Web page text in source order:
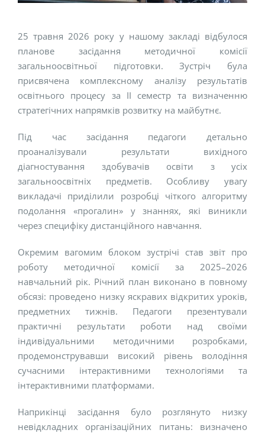
25 травня 2026 року у нашому закладі відбулося
планове засідання методичної комісії
загальноосвітньої підготовки. Зустріч була
присвячена комплексному аналізу результатів
освітнього процесу за II семестр та визначенню
стратегічних напрямків розвитку на майбутнє.
Під час засідання педагоги детально
проаналізували результати вихідного
діагностування здобувачів освіти з усіх
загальноосвітніх предметів. Особливу увагу
викладачі приділили розробці чіткого алгоритму
подолання «прогалин» у знаннях, які виникли
через специфіку дистанційного навчання.
Окремим вагомим блоком зустрічі став звіт про
роботу методичної комісії за 2025–2026
навчальний рік. Річний план виконано в повному
обсязі: проведено низку яскравих відкритих уроків,
предметних тижнів. Педагоги презентували
практичні результати роботи над своїми
індивідуальними методичними розробками,
продемонструвавши високий рівень володіння
сучасними інтерактивними технологіями та
інтерактивними платформами.
Наприкінці засідання було розглянуто низку
невідкладних організаційних питань: визначено